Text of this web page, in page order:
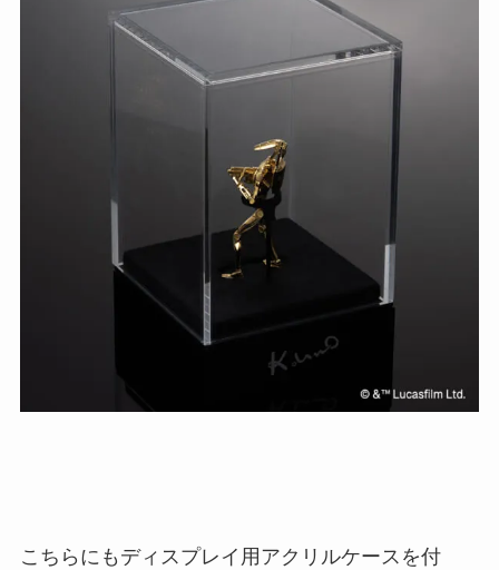
こちらにもディスプレイ用アクリルケースを付